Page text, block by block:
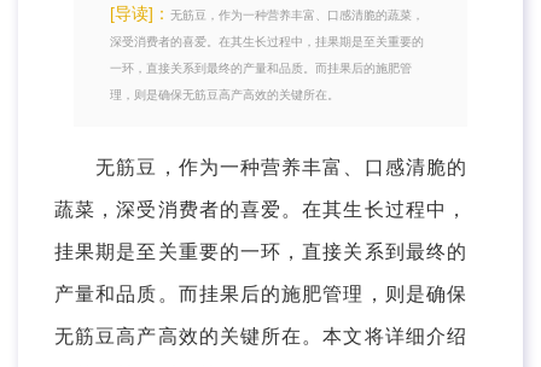
[导读]： 无筋豆，作为一种营养丰富、口感清脆的蔬菜，
深受消费者的喜爱。在其生长过程中，挂果期是至关重要的
一环，直接关系到最终的产量和品质。而挂果后的施肥管
理，则是确保无筋豆高产高效的关键所在。
无筋豆，作为一种营养丰富、口感清脆的
蔬菜，深受消费者的喜爱。在其生长过程中，
挂果期是至关重要的一环，直接关系到最终的
产量和品质。而挂果后的施肥管理，则是确保
无筋豆高产高效的关键所在。本文将详细介绍